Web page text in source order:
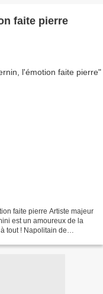
faite pierre
faite pierre Artiste majeur
est un amoureux de la
tout ! Napolitain de